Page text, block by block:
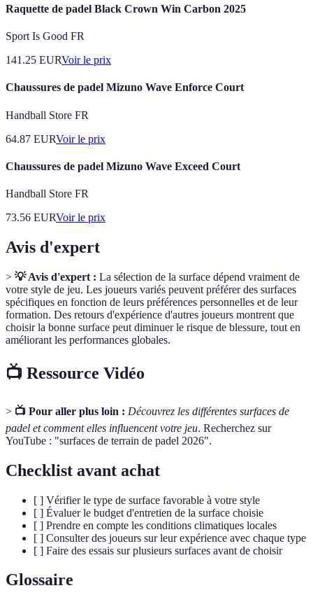
Raquette de padel Black Crown Win Carbon 2025
Sport Is Good FR
141.25 EURVoir le prix
Chaussures de padel Mizuno Wave Enforce Court
Handball Store FR
64.87 EURVoir le prix
Chaussures de padel Mizuno Wave Exceed Court
Handball Store FR
73.56 EURVoir le prix
Avis d'expert
> 💡 Avis d'expert : La sélection de la surface dépend vraiment de
votre style de jeu. Les joueurs variés peuvent préférer des surfaces
spécifiques en fonction de leurs préférences personnelles et de leur
formation. Des retours d'expérience d'autres joueurs montrent que
choisir la bonne surface peut diminuer le risque de blessure, tout en
améliorant les performances globales.
📺 Ressource Vidéo
> 📺 Pour aller plus loin : Découvrez les différentes surfaces de
padel et comment elles influencent votre jeu. Recherchez sur
YouTube : "surfaces de terrain de padel 2026".
Checklist avant achat
[ ] Vérifier le type de surface favorable à votre style
[ ] Évaluer le budget d'entretien de la surface choisie
[ ] Prendre en compte les conditions climatiques locales
[ ] Consulter des joueurs sur leur expérience avec chaque type
[ ] Faire des essais sur plusieurs surfaces avant de choisir
Glossaire